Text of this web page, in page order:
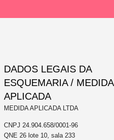
DADOS LEGAIS DA
ESQUEMARIA / MEDIDA
APLICADA
MEDIDA APLICADA LTDA
CNPJ 24.904.658/0001-96
QNE 26 lote 10, sala 233